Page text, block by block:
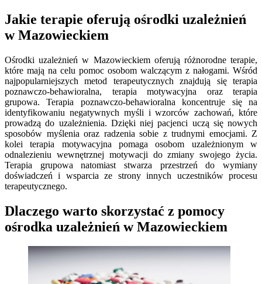
Jakie terapie oferują ośrodki uzależnień
w Mazowieckiem
Ośrodki uzależnień w Mazowieckiem oferują różnorodne terapie,
które mają na celu pomoc osobom walczącym z nałogami. Wśród
najpopularniejszych metod terapeutycznych znajdują się terapia
poznawczo-behawioralna, terapia motywacyjna oraz terapia
grupowa. Terapia poznawczo-behawioralna koncentruje się na
identyfikowaniu negatywnych myśli i wzorców zachowań, które
prowadzą do uzależnienia. Dzięki niej pacjenci uczą się nowych
sposobów myślenia oraz radzenia sobie z trudnymi emocjami. Z
kolei terapia motywacyjna pomaga osobom uzależnionym w
odnalezieniu wewnętrznej motywacji do zmiany swojego życia.
Terapia grupowa natomiast stwarza przestrzeń do wymiany
doświadczeń i wsparcia ze strony innych uczestników procesu
terapeutycznego.
Dlaczego warto skorzystać z pomocy
ośrodka uzależnień w Mazowieckiem